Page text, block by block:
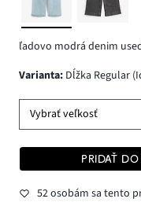
ľadovo modrá denim
varianta: Dĺžka Regular
Vybrať veľkosť
PRIDAŤ DO
52 osobám sa tento